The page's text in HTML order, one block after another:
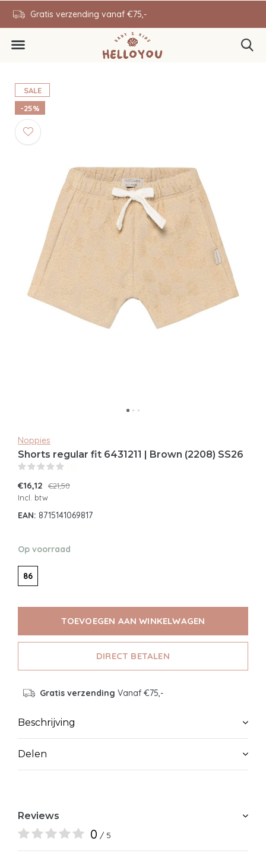
Gratis verzending vanaf €75,-
SALE
-25%
Noppies
Shorts regular fit 6431211 | Brown (2208) SS26
€16,12
€21,50
Incl. btw
EAN: 8715141069817
Op voorraad
86
TOEVOEGEN AAN WINKELWAGEN
DIRECT BETALEN
Gratis verzending Vanaf €75,-
Beschrijving
Delen
Reviews
0 / 5